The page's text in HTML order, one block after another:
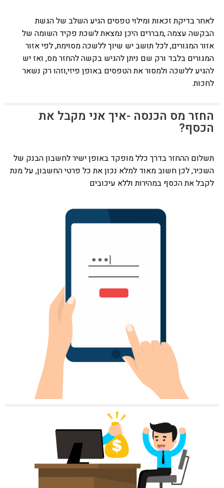
לאחר בדיקת זכאות ומילוי טפסים הגיע השלב של הגשת
הבקשה עצמה ,מבררים היכן נמצאת לשכת פקיד השומה של
אזור המגורים, לכל תושב יש שיוך ללשכה מסוימת, לפי אזור
המגורים בלבד ורק שם ניתן להגיש בקשה להחזר מס, ואז יש
להגיע ללשכה ולמסור את הטפסים באופן פיזי,וזהו רק נשאר
לחכות.
החזר מס הכנסה -איך אני מקבל את
הכסף?
תשלום ההחזר בדרך כללמופקד באופן ישיר לחשבון הבנק של
השכיר, לכן חשוב מאוד למלא נכון את כל פרטי החשבון, על מנת
לקבל את הכסף במהירות וללא עיכובים